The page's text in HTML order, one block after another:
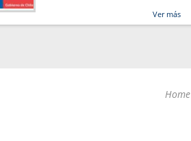
Ver más
Home